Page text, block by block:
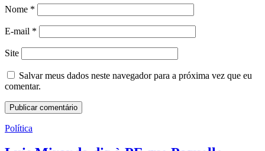
Nome *
E-mail *
Site
Salvar meus dados neste navegador para a próxima vez que eu
comentar.
Política